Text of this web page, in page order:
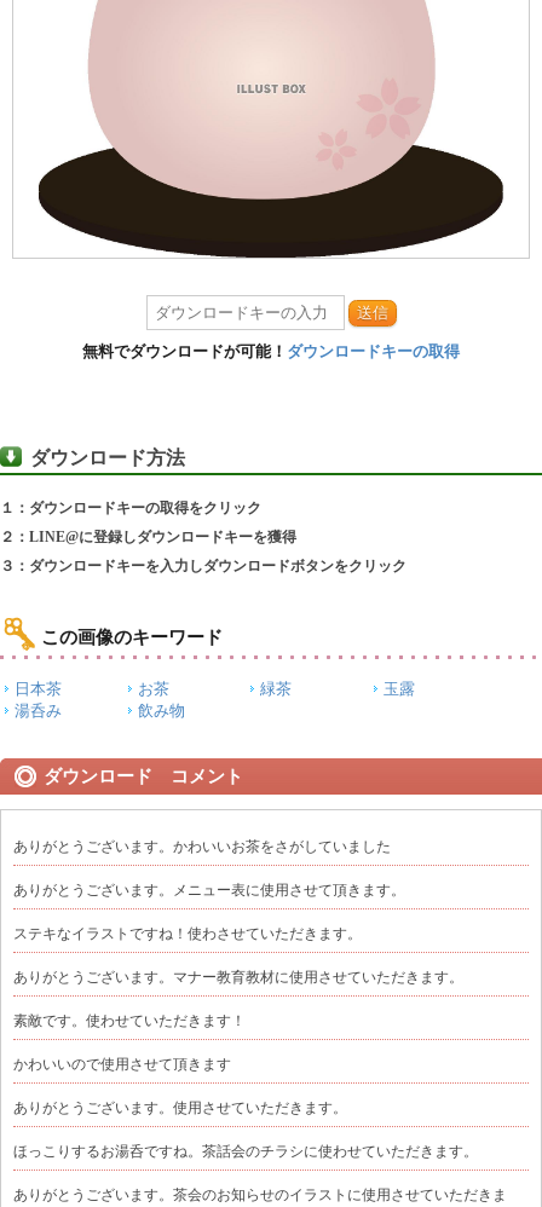
送信
無料でダウンロードが可能！ ダウンロードキーの取得
ダウンロード方法
１：ダウンロードキーの取得をクリック
２：LINE@に登録しダウンロードキーを獲得
３：ダウンロードキーを入力しダウンロードボタンをクリック
この画像のキーワード
日本茶 お茶 緑茶
玉露
湯呑み
飲み物
ダウンロード コメント
ありがとうございます。かわいいお茶をさがしていました
ありがとうございます。メニュー表に使用させて頂きます。
ステキなイラストですね！使わさせていただきます。
ありがとうございます。マナー教育教材に使用させていただきます。
素敵です。使わせていただきます！
かわいいので使用させて頂きます
ありがとうございます。使用させていただきます。
ほっこりするお湯呑ですね。茶話会のチラシに使わせていただきます。
ありがとうございます。茶会のお知らせのイラストに使用させていただきま